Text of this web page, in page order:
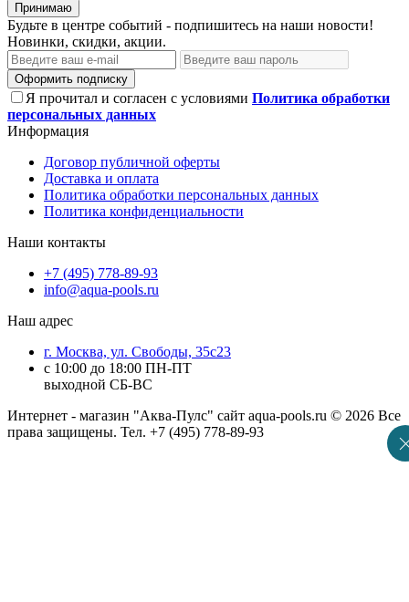
Принимаю
Будьте в центре событий - подпишитесь на наши новости!
Новинки, скидки, акции.
Оформить подписку
Я прочитал и согласен с условиями Политика обработки
персональных данных
Информация
Договор публичной оферты
Доставка и оплата
Политика обработки персональных данных
Политика конфиденциальности
Наши контакты
+7 (495) 778-89-93
info@aqua-pools.ru
Наш адрес
г. Москва, ул. Свободы, 35с23
с 10:00 до 18:00 ПН-ПТ
выходной СБ-ВС
Интернет - магазин "Аква-Пулc" сайт aqua-pools.ru © 2026 Все
права защищены. Тел. +7 (495) 778-89-93